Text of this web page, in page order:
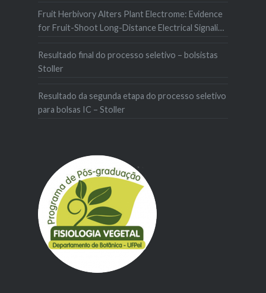
Fruit Herbivory Alters Plant Electrome: Evidence
for Fruit-Shoot Long-Distance Electrical Signaling
Resultado final do processo seletivo – bolsistas
Stoller
Resultado da segunda etapa do processo seletivo
para bolsas IC – Stoller